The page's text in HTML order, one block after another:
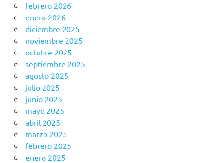
febrero 2026
enero 2026
diciembre 2025
noviembre 2025
octubre 2025
septiembre 2025
agosto 2025
julio 2025
junio 2025
mayo 2025
abril 2025
marzo 2025
febrero 2025
enero 2025